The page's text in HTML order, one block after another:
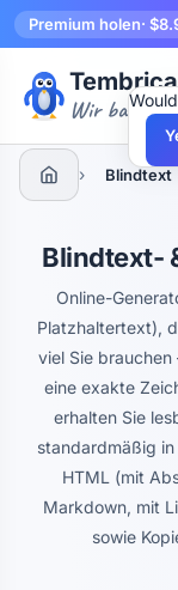
Premium holen·
Tembrica
Wir bauen
› Blindtext
Blindtext-
Online-
Platzhaltertext),
viel Sie
eine exakte
erhalten Sie
standardmäßig
HTML (mit
Markdown, mit
sowie